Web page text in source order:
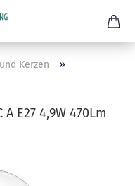
Kerzen »
A E27 4,9W 470Lm